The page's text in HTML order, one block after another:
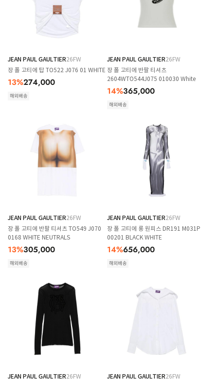
JEAN PAUL GAULTIER26FW
장 폴 고티에 탑 TO522 J076 01 WHITE
13%274,000
해외배송
JEAN PAUL GAULTIER26FW
장 폴 고티에 반팔 티셔츠
2604WTO544J075 010030 White
14%365,000
해외배송
JEAN PAUL GAULTIER26FW
장 폴 고티에 반팔 티셔츠 TO549 J070
0168 WHITE NEUTRALS
13%305,000
해외배송
JEAN PAUL GAULTIER26FW
장 폴 고티에 롱 원피스 DR191 M031P
00201 BLACK WHITE
14%656,000
해외배송
JEAN PAUL GAULTIER26FW
JEAN PAUL GAULTIER26FW